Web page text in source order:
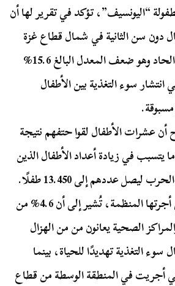
“اليونسيف”، تؤكد في تقرير لها أن
دون سن الثانية في شمال قطاع غزة
يعاني من سوء التغذية الحاد وهو ضعف المعدل البالغ 15.6%
انتشار سوء التغذية بين الأطفال
أن عشرات الأطفال لقوا حتفهم نتيجة
يتسبب في زيادة أعداد الأطفال الذين
ليصل عددهم إلى 13.450 طفلًا.
فحوصات التغذية التي أجرتها المنظمة، تُشير إلى أن 4.6% من
الصحية يعانون من من الهزال
التغذية تهديدًا للحياة، بينما
في المنطقة الوسطة من قطاع